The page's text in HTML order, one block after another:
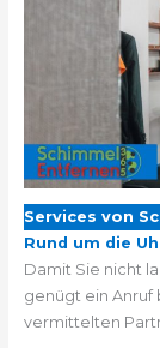
Services von
Rund um die
Damit Sie nicht
genügt ein Anruf
vermittelten